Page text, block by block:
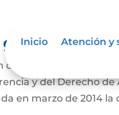
Inicio Atención y
de la
información son
y del Derecho
en marzo de 2014